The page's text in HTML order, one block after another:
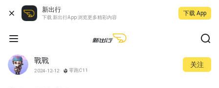
新出行
下载 新出行App 浏览更多精彩内容
下载 App
戰戰
2024-12-12 零跑C11
关注